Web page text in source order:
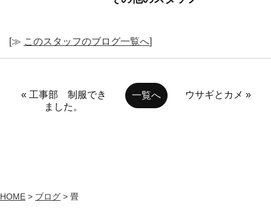
[≫ このスタッフのブログ一覧へ]
« 工事部 制服でき
ました。
一覧へ ウサギとカメ »
HOME > ブログ > 畳